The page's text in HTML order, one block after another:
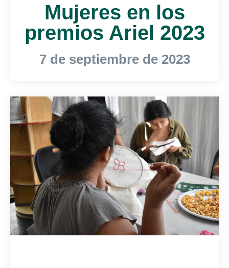
Mujeres en los
premios Ariel 2023
7 de septiembre de 2023